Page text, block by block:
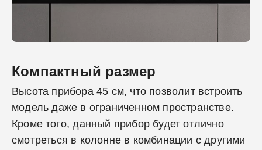
Компактный размер
Высота прибора 45 см, что позволит встроить
модель даже в ограниченном пространстве.
Кроме того, данный прибор будет отлично
смотреться в колонне в комбинации с другими